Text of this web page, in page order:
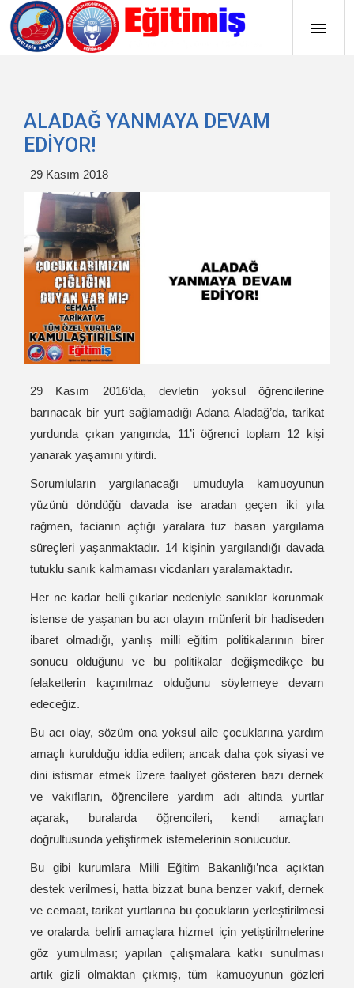
ALADAĞ YANMAYA DEVAM
EDİYOR!
29 Kasım 2018
29 Kasım 2016’da, devletin yoksul öğrencilerine
barınacak bir yurt sağlamadığı Adana Aladağ’da, tarikat
yurdunda çıkan yangında, 11’i öğrenci toplam 12 kişi
yanarak yaşamını yitirdi.
Sorumluların yargılanacağı umuduyla kamuoyunun
yüzünü döndüğü davada ise aradan geçen iki yıla
rağmen, facianın açtığı yaralara tuz basan yargılama
süreçleri yaşanmaktadır. 14 kişinin yargılandığı davada
tutuklu sanık kalmaması vicdanları yaralamaktadır.
Her ne kadar belli çıkarlar nedeniyle sanıklar korunmak
istense de yaşanan bu acı olayın münferit bir hadiseden
ibaret olmadığı, yanlış milli eğitim politikalarının birer
sonucu olduğunu ve bu politikalar değişmedikçe bu
felaketlerin kaçınılmaz olduğunu söylemeye devam
edeceğiz.
Bu acı olay, sözüm ona yoksul aile çocuklarına yardım
amaçlı kurulduğu iddia edilen; ancak daha çok siyasi ve
dini istismar etmek üzere faaliyet gösteren bazı dernek
ve vakıfların, öğrencilere yardım adı altında yurtlar
açarak, buralarda öğrencileri, kendi amaçları
doğrultusunda yetiştirmek istemelerinin sonucudur.
Bu gibi kurumlara Milli Eğitim Bakanlığı’nca açıktan
destek verilmesi, hatta bizzat buna benzer vakıf, dernek
ve cemaat, tarikat yurtlarına bu çocukların yerleştirilmesi
ve oralarda belirli amaçlara hizmet için yetiştirilmelerine
göz yumulması; yapılan çalışmalara katkı sunulması
artık gizli olmaktan çıkmış, tüm kamuoyunun gözleri